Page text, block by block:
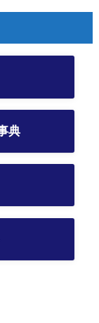
典